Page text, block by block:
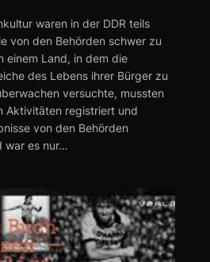
waren in der DDR teils
von den Behörden schwer zu
einem Land, in dem die
des Lebens ihrer Bürger zu
versuchte, mussten
Aktivitäten registriert und
von den Behörden
war es nur…